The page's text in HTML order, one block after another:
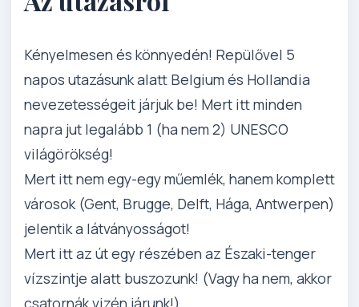
Kényelmesen és könnyedén! Repülővel 5
napos utazásunk alatt Belgium és Hollandia
nevezetességeit járjuk be! Mert itt minden
napra jut legalább 1 (ha nem 2) UNESCO
világörökség!
Mert itt nem egy-egy műemlék, hanem komplett
városok (Gent, Brugge, Delft, Hága, Antwerpen)
jelentik a látványosságot!
Mert itt az út egy részében az Északi-tenger
vízszintje alatt buszozunk! (Vagy ha nem, akkor
csatornák vizén járunk!)